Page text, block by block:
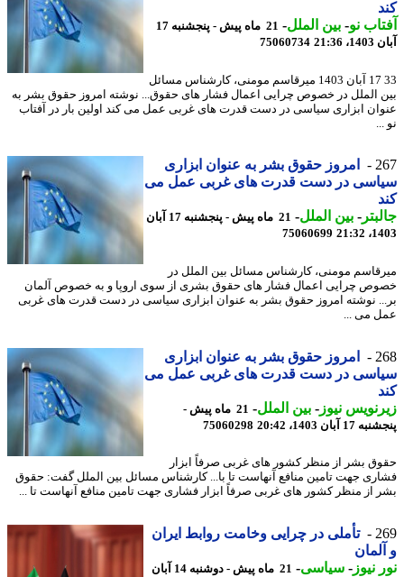
نو- بین الملل-
21 ماه پیش - پنجشنبه 17
75060734
33 17 آبان 1403 میرقاسم مومنی، کارشناس مسائل
الملل در خصوص چرایی اعمال فشار های حقوق... نوشته امروز حقوق بشر به
ابزاری سیاسی در دست قدرت های غربی عمل می کند اولین بار در آفتاب
امروز حقوق بشر به عنوان ابزاری
در دست قدرت های غربی عمل می
-بین الملل-
21 ماه پیش - پنجشنبه 17 آبان
75060699
مومنی، کارشناس مسائل بین الملل در
چرایی اعمال فشار های حقوق بشری از سوی اروپا و به خصوص آلمان
نوشته امروز حقوق بشر به عنوان ابزاری سیاسی در دست قدرت های غربی
می ...
امروز حقوق بشر به عنوان ابزاری
در دست قدرت های غربی عمل می
نیوز-بین الملل-
21 ماه پیش -
آبان 1403، 20:42
75060298
بشر از منظر کشور های غربی صرفاً ابزار
جهت تامین منافع آنهاست تا با... کارشناس مسائل بین الملل گفت: حقوق
از منظر کشور های غربی صرفاً ابزار فشاری جهت تامین منافع آنهاست تا ...
تأملی در چرایی وخامت روابط ایران
نیوز-سیاسی-
21 ماه پیش - دوشنبه 14 آبان